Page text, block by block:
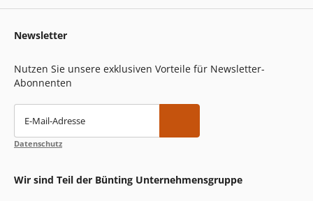
Newsletter
Nutzen Sie unsere exklusiven Vorteile für Newsletter-
Abonnenten
E-Mail-Adresse
Datenschutz
Wir sind Teil der Bünting Unternehmensgruppe